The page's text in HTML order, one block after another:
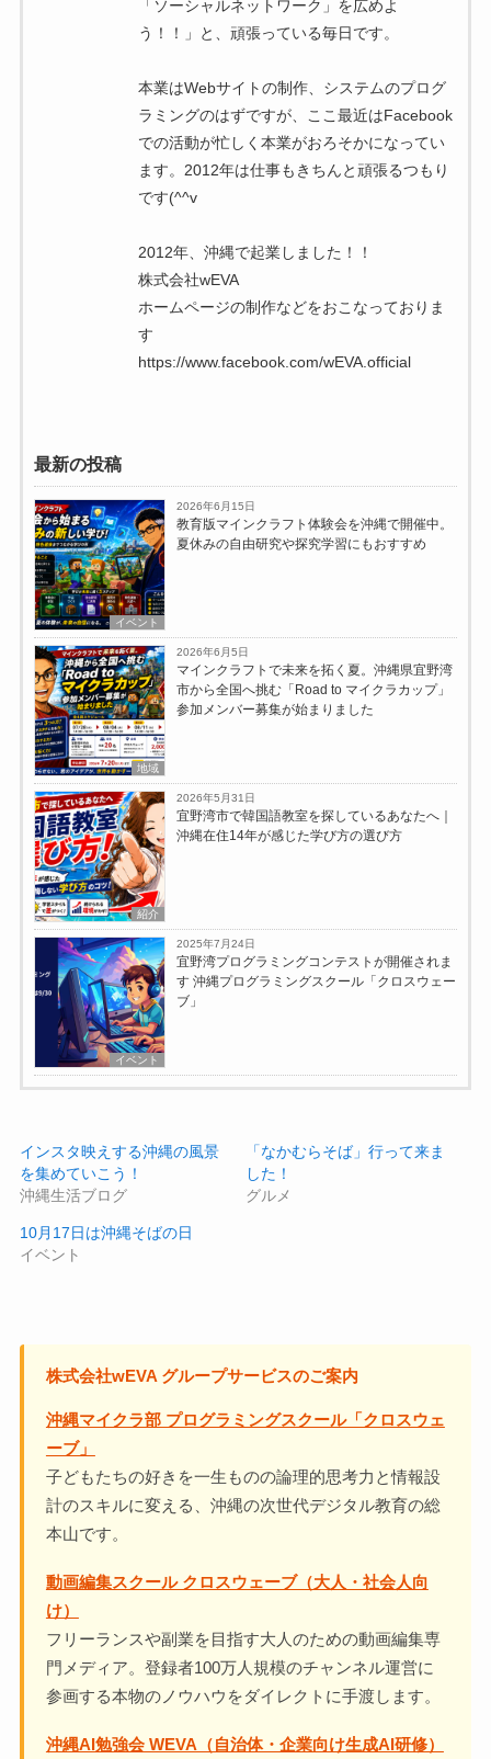
「ソーシャルネットワーク」を広めよ
う！！」と、頑張っている毎日です。
本業はWebサイトの制作、システムのプログ
ラミングのはずですが、ここ最近はFacebook
での活動が忙しく本業がおろそかになってい
ます。2012年は仕事もきちんと頑張るつもり
です(^^v
2012年、沖縄で起業しました！！
株式会社wEVA
ホームページの制作などをおこなっておりま
す
https://www.facebook.com/wEVA.official
最新の投稿
イベント
2026年6月15日
教育版マインクラフト体験会を沖縄で開催中。
夏休みの自由研究や探究学習にもおすすめ
地域
2026年6月5日
マインクラフトで未来を拓く夏。沖縄県宜野湾
市から全国へ挑む「Road to マイクラカップ」
参加メンバー募集が始まりました
紹介
2026年5月31日
宜野湾市で韓国語教室を探しているあなたへ｜
沖縄在住14年が感じた学び方の選び方
イベント
2025年7月24日
宜野湾プログラミングコンテストが開催されま
す 沖縄プログラミングスクール「クロスウェー
ブ」
インスタ映えする沖縄の風景
を集めていこう！
沖縄生活ブログ
「なかむらそば」行って来ま
した！
グルメ
10月17日は沖縄そばの日
イベント
株式会社wEVA グループサービスのご案内
沖縄マイクラ部 プログラミングスクール「クロスウェ
ーブ」
子どもたちの好きを一生ものの論理的思考力と情報設
計のスキルに変える、沖縄の次世代デジタル教育の総
本山です。
動画編集スクール クロスウェーブ（大人・社会人向
け）
フリーランスや副業を目指す大人のための動画編集専
門メディア。登録者100万人規模のチャンネル運営に
参画する本物のノウハウをダイレクトに手渡します。
沖縄AI勉強会 WEVA（自治体・企業向け生成AI研修）